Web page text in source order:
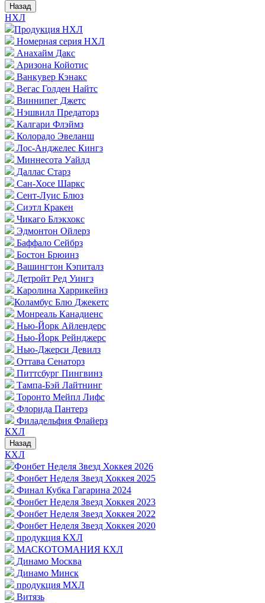
Назад
НХЛ
Продукция НХЛ
Номерная серия НХЛ
Анахайм Дакс
Аризона Койотис
Ванкувер Кэнакс
Вегас Голден Найтс
Виннипег Джетс
Нэшвилл Предаторз
Калгари Флэймз
Колорадо Эвеланш
Лос-Анджелес Кингз
Миннесота Уайлд
Даллас Старз
Сан-Хосе Шаркс
Сент-Луис Блюз
Сиэтл Кракен
Чикаго Блэкхокс
Эдмонтон Ойлерз
Баффало Сейбрз
Бостон Брюинз
Вашингтон Кэпиталз
Детройт Ред Уингз
Каролина Харрикейнз
Коламбус Блю Джекетс
Монреаль Канадиенс
Нью-Йорк Айлендерс
Нью-Йорк Рейнджерс
Нью-Джерси Девилз
Оттава Сенаторз
Питтсбург Пингвинз
Тампа-Бэй Лайтнинг
Торонто Мейпл Лифс
Флорида Пантерз
Филадельфия Флайерз
КХЛ
Назад
КХЛ
Фонбет Неделя Звезд Хоккея 2026
Фонбет Неделя Звезд Хоккея 2025
Финал Кубка Гагарина 2024
Фонбет Неделя Звезд Хоккея 2023
Фонбет Неделя Звезд Хоккея 2022
Фонбет Неделя Звезд Хоккея 2020
продукция КХЛ
МАСКОТОМАНИЯ КХЛ
Динамо Москва
Динамо Минск
продукция МХЛ
Витязь